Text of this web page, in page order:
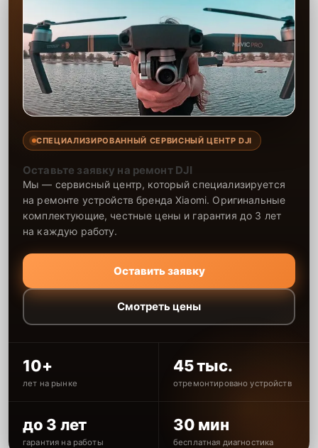
СПЕЦИАЛИЗИРОВАННЫЙ СЕРВИСНЫЙ ЦЕНТР DJI
Оставьте заявку на ремонт DJI
Мы — сервисный центр, который специализируется
на ремонте устройств бренда Xiaomi. Оригинальные
комплектующие, честные цены и гарантия до 3 лет
на каждую работу.
Оставить заявку
Смотреть цены
10+
лет на рынке
45 тыс.
отремонтировано устройств
до 3 лет
гарантия на работы
30 мин
бесплатная диагностика